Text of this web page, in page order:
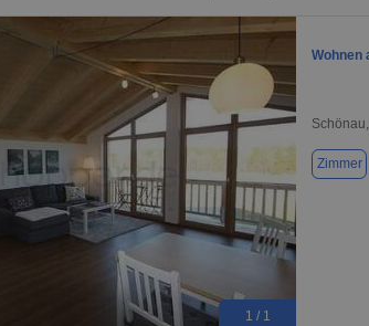
1 / 1
Wohnen
Zimmer